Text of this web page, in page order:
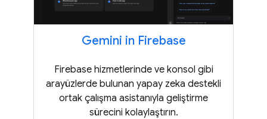
Gemini in Firebase
Firebase hizmetlerinde ve konsol gibi
arayüzlerde bulunan yapay zeka destekli
ortak çalışma asistanıyla geliştirme
sürecini kolaylaştırın.